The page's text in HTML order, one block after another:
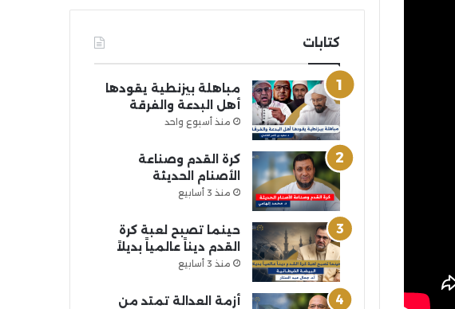
كتابات
مباهلة بيزنطية يقودها
أهل البدعة والفرقة
منذ أسبوع واحد
كرة القدم وصناعة
الأصنام الحديثة
منذ 3 أسابيع
حينما تصبح لعبة كرة
القدم ديناً عالمياً بديلاً
منذ 3 أسابيع
أزمة العدالة تمتد من